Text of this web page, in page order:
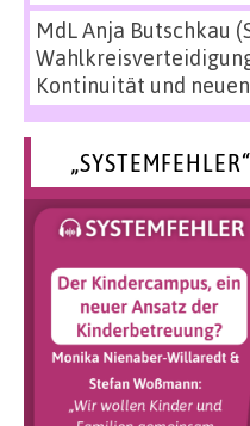
MdL Anja Butschkau
Kontinuität und